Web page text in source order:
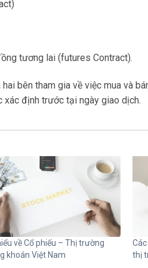
tương lai (futures Contract).
bên tham gia về việc mua và
định trước tại ngày giao dịch.
về Cổ phiếu – Thị trường
khoán Việt Nam
thị